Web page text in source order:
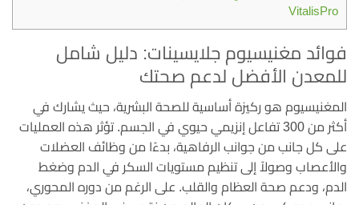
VitalisPro
فوائد مغنيسيوم جلايسينات: دليل شامل
للمعدن الأفضل لدعم صحتك
المغنيسيوم هو ركيزة أساسية للصحة البشرية، حيث يشارك في
أكثر من 300 تفاعل إنزيمي حيوي في الجسم. تؤثر هذه العمليات
على كل جانب من جوانب الرفاهية، بدءًا من وظائف العضلات
والأعصاب وصولاً إلى تنظيم مستويات السكر في الدم وضغط
الدم، ودعم صحة العظام والقلب. على الرغم من دوره المحوري،